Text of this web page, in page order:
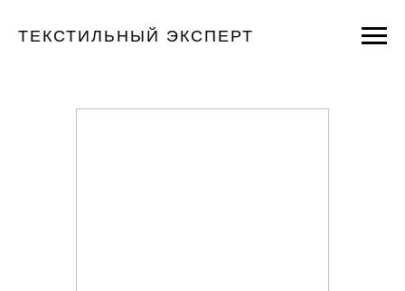
ТЕКСТИЛЬНЫЙ ЭКСПЕРТ